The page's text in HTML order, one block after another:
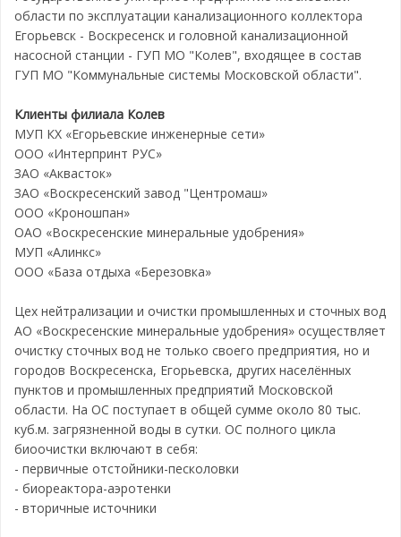
области по эксплуатации канализационного коллектора
Егорьевск - Воскресенск и головной канализационной
насосной станции - ГУП МО "Колев", входящее в состав
ГУП МО "Коммунальные системы Московской области".
Клиенты филиала Колев
МУП КХ «Егорьевские инженерные сети»
ООО «Интерпринт РУС»
ЗАО «Аквасток»
ЗАО «Воскресенский завод "Центромаш»
ООО «Кроношпан»
ОАО «Воскресенские минеральные удобрения»
МУП «Алинкс»
ООО «База отдыха «Березовка»
Цех нейтрализации и очистки промышленных и сточных вод
АО «Воскресенские минеральные удобрения» осуществляет
очистку сточных вод не только своего предприятия, но и
городов Воскресенска, Егорьевска, других населённых
пунктов и промышленных предприятий Московской
области. На ОС поступает в общей сумме около 80 тыс.
куб.м. загрязненной воды в сутки. ОС полного цикла
биоочистки включают в себя:
- первичные отстойники-песколовки
- биореактора-аэротенки
- вторичные источники